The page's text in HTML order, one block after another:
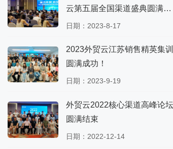
云第五届全国渠道盛典圆满成
功！
日期：2023-8-17
2023外贸云江苏销售精英集训
圆满成功！
日期：2023-9-19
外贸云2022核心渠道高峰论坛
圆满结束
日期：2022-12-14